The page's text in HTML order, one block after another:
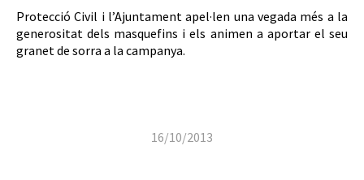
Protecció Civil i l’Ajuntament apel·len una vegada més a la
generositat dels masquefins i els animen a aportar el seu
granet de sorra a la campanya.
16/10/2013